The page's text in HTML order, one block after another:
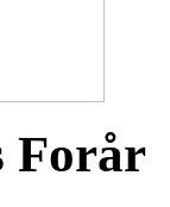
Forår